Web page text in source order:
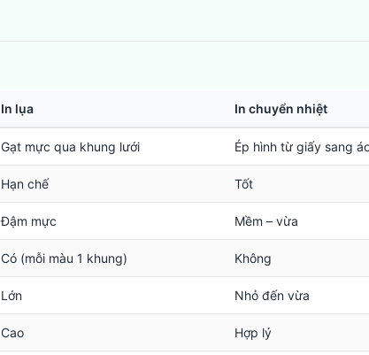
In lụa In chuyển nhiệt
Gạt mực qua khung lưới Ép hình từ giấy sang
Hạn chế Tốt
Đậm mực Mềm – vừa
Có (mỗi màu 1 khung) Không
Lớn Nhỏ đến vừa
Cao Hợp lý